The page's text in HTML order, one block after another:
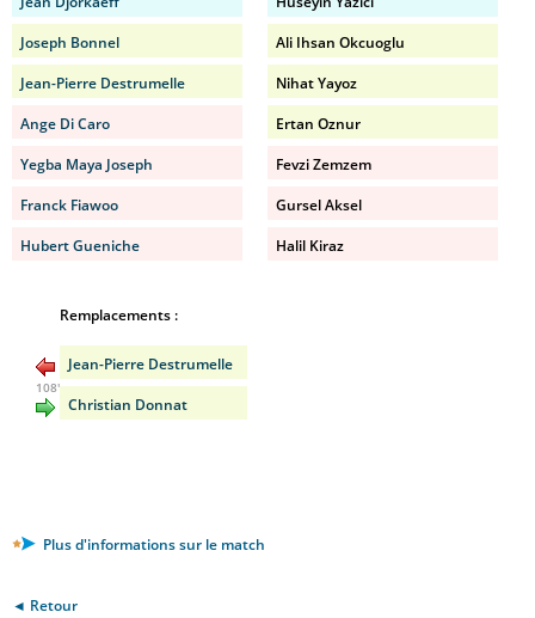
Joseph Bonnel
Jean-Pierre Destrumelle
Ange Di Caro
Yegba Maya Joseph
Franck Fiawoo
Hubert Gueniche
Ali Ihsan Okcuoglu
Nihat Yayoz
Ertan Oznur
Fevzi Zemzem
Gursel Aksel
Halil Kiraz
Remplacements :
Jean-Pierre Destrumelle
108'
Christian Donnat
Plus d'informations sur le match
◄ Retour